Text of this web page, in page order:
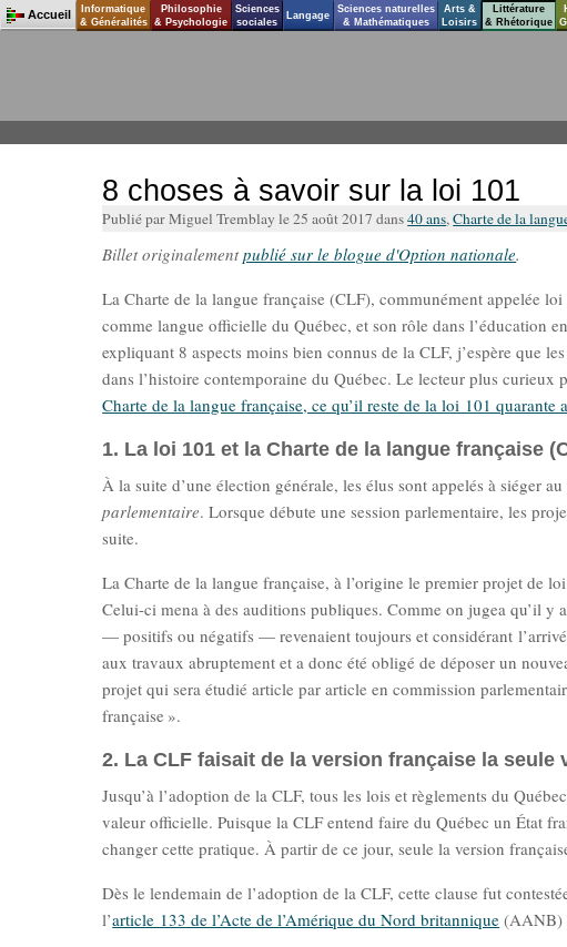
8 choses à savoir sur la loi 101
Publié par Miguel Tremblay le 25 août 2017 dans40 ans,Charte de la
Billet originalementpublié sur le blogue d'Option nationale.
La Charte de la langue française (CLF), communément appelée
comme langue officielle du Québec, et son rôle dans l’éducation
expliquant 8 aspects moins bien connus de la CLF, j’espère que
dans l’histoire contemporaine du Québec. Le lecteur plus
Charte de la langue française, ce qu’il reste de la loi 101 quarante
1. La loi 101 et la Charte de la langue française
À la suite d’une élection générale, les élus sont appelés à siéger
parlementaire. Lorsque débute une session parlementaire, les
suite.
La Charte de la langue française, à l’origine le premier projet de
Celui-ci mena à des auditions publiques. Comme on jugea qu’il y
— positifs ou négatifs — revenaient toujours et considérant
aux travaux abruptement et a donc été obligé de déposer un
projet qui sera étudié article par article en commission
française ».
2. La CLF faisait de la version française la
Jusqu’à l’adoption de la CLF, tous les lois et règlements du
valeur officielle. Puisque la CLF entend faire du Québec un État
changer cette pratique. À partir de ce jour, seule la version
Dès le lendemain de l’adoption de la CLF, cette clause fut
l’article 133 de l’Acte de l’Amérique du Nord britannique (AANB)
Accueil
Informatique
& Généralités
Philosophie
& Psychologie
Sciences
sociales
Langage
Sciences naturelles
& Mathématiques
Arts &
Loisirs
Littérature
& Rhétorique